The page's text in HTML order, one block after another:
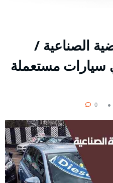
الصناعية /
نشتري سيارات مستعملة
0